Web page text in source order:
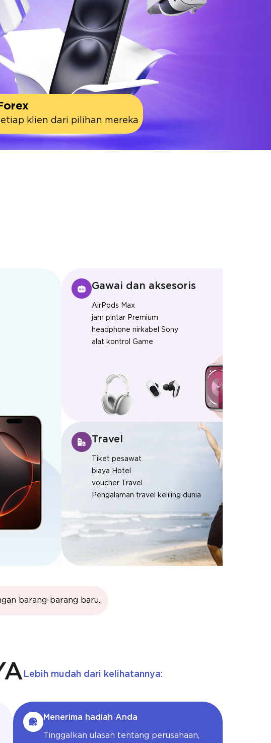
klien dari pilihan mereka
Gawai dan aksesoris
AirPods Max
jam pintar Premium
headphone nirkabel Sony
alat kontrol Game
Travel
Tiket pesawat
biaya Hotel
voucher Travel
Pengalaman travel keliling dunia
barang-barang baru.
Lebih mudah dari kelihatannya:
Menerima hadiah Anda
Tinggalkan ulasan tentang perusahaan,